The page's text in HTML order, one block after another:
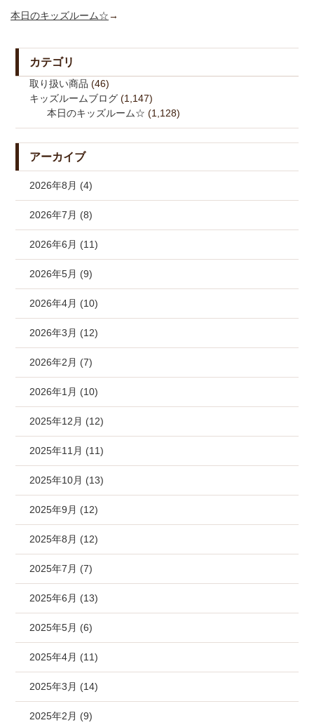
本日のキッズルーム☆→
カテゴリ
取り扱い商品 (46)
キッズルームブログ (1,147)
本日のキッズルーム☆ (1,128)
アーカイブ
2026年8月 (4)
2026年7月 (8)
2026年6月 (11)
2026年5月 (9)
2026年4月 (10)
2026年3月 (12)
2026年2月 (7)
2026年1月 (10)
2025年12月 (12)
2025年11月 (11)
2025年10月 (13)
2025年9月 (12)
2025年8月 (12)
2025年7月 (7)
2025年6月 (13)
2025年5月 (6)
2025年4月 (11)
2025年3月 (14)
2025年2月 (9)